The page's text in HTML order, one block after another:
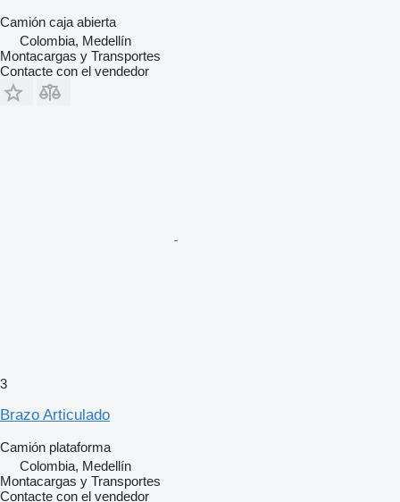
Camión caja abierta
Colombia, Medellín
Montacargas y Transportes
Contacte con el vendedor
3
Brazo Articulado
Camión plataforma
Colombia, Medellín
Montacargas y Transportes
Contacte con el vendedor